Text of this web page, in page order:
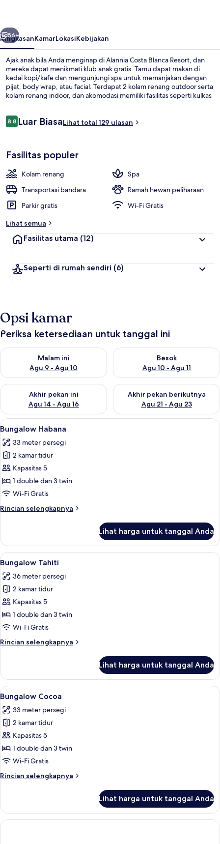
Berikutnya
56+
RingkasanKamarLokasiKebijakan
Ajak anak bila Anda menginap di Alannia Costa Blanca Resort, dan
mereka dapat menikmati klub anak gratis. Tamu dapat makan di
kedai kopi/kafe dan mengunjungi spa untuk memanjakan dengan
pijat, body wrap, atau facial. Terdapat 2 kolam renang outdoor serta
kolam renang indoor, dan akomodasi memiliki fasilitas seperti kulkas
Ulasan
8,88,8 dari 10
Luar BiasaLihat total 129 ulasan
Fasilitas populer
Kolam renang
Spa
Transportasi bandara
Ramah hewan peliharaan
Parkir gratis
Wi-Fi Gratis
Lihat semua
Fasilitas utama (12)
Seperti di rumah sendiri (6)
Opsi kamar
Periksa ketersediaan untuk tanggal ini
Malam ini
Agu 9 - Agu 10
Periksa ketersediaan untuk malam ini Agu 9 - Agu 10
Besok
Agu 10 - Agu 11
Periksa ketersediaan untuk
Akhir pekan ini
Agu 14 - Agu 16
Periksa ketersediaan untuk akhir pekan ini Agu 14 - Agu 16
Akhir pekan berikutnya
Agu 21 - Agu 23
Periksa ketersediaan untuk
Lihat
semua
foto
untuk
Bungalow
Habana
Bungalow Habana | 2 kamar tidur,
5
Bungalow Habana
33 meter persegi
2 kamar tidur
Kapasitas 5
1 double dan 3 twin
Wi-Fi Gratis
Rincian selengkapnya
Rincian
Bungalow
Habana
Lihat harga untuk tanggal Anda
Lihat
semua
foto
untuk
Bungalow
Tahiti
Bungalow Tahiti | 2 kamar tidur,
8
Bungalow Tahiti
36 meter persegi
2 kamar tidur
Kapasitas 5
1 double dan 3 twin
Wi-Fi Gratis
Rincian selengkapnya
Rincian
Bungalow
Tahiti
Lihat harga untuk tanggal Anda
Lihat
semua
foto
untuk
Bungalow
Cocoa
Bungalow Cocoa | 2 kamar tidur,
6
Bungalow Cocoa
33 meter persegi
2 kamar tidur
Kapasitas 5
1 double dan 3 twin
Wi-Fi Gratis
Rincian selengkapnya
Rincian
Bungalow
Cocoa
Lihat harga untuk tanggal Anda